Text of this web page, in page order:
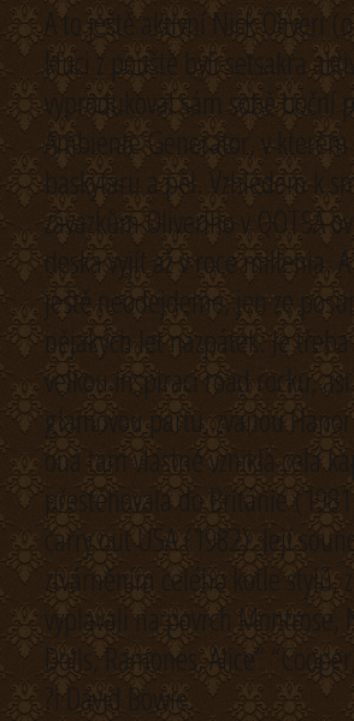
A to ještě aktivní Nick Oliveri
kluci z pouště byli setsakra
vyprodukoval sám sobě boční
Ambiente Generator, v
baskytaru a pěl. Vzhledem k
závazkům Oliveriho v QOTSA
deska vyjít až v roce millenia.
ještě neodejdeme, jen ze
nějakých let nazpátek. Je
velkou inspiraci road rocku,
glamovou partu, zvanou
ona tam vlastně vznikla celá
přestěhovala do Británie
carry out USA (1982). Její
ztvárněním celého kotle stylů,
vyplavali na povrch Montrose,
Dolls, Ramones, Alice”
?i David Bowie.